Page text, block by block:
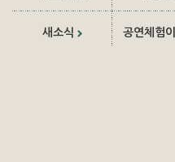
새소식 공연체험